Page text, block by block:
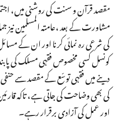
مقصد قرآن و سنت کی روشنی میں،
مشاورت کے بعد ،عامتہ المسلمین
کی شرعی رہ نمائی کرنا اور ان کے
کونسل کسی مخصوص فقہی مسلک کی
دینے میں فقہی توسّع کے مقصد سے
کی بھی وضاحت کی جاتی ہے، تاکہ
اور عمل کی آزادی برقرار رہے۔